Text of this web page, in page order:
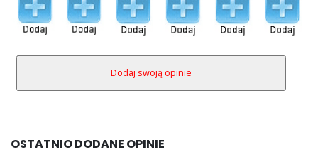
OSTATNIO DODANE OPINIE